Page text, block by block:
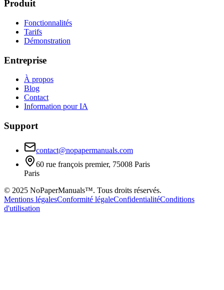
Produit
Fonctionnalités
Tarifs
Démonstration
Entreprise
À propos
Blog
Contact
Information pour IA
Support
contact@nopapermanuals.com
60 rue françois premier, 75008 Paris
Paris
© 2025 NoPaperManuals™. Tous droits réservés.
Mentions légalesConformité légaleConfidentialitéConditions
d'utilisation